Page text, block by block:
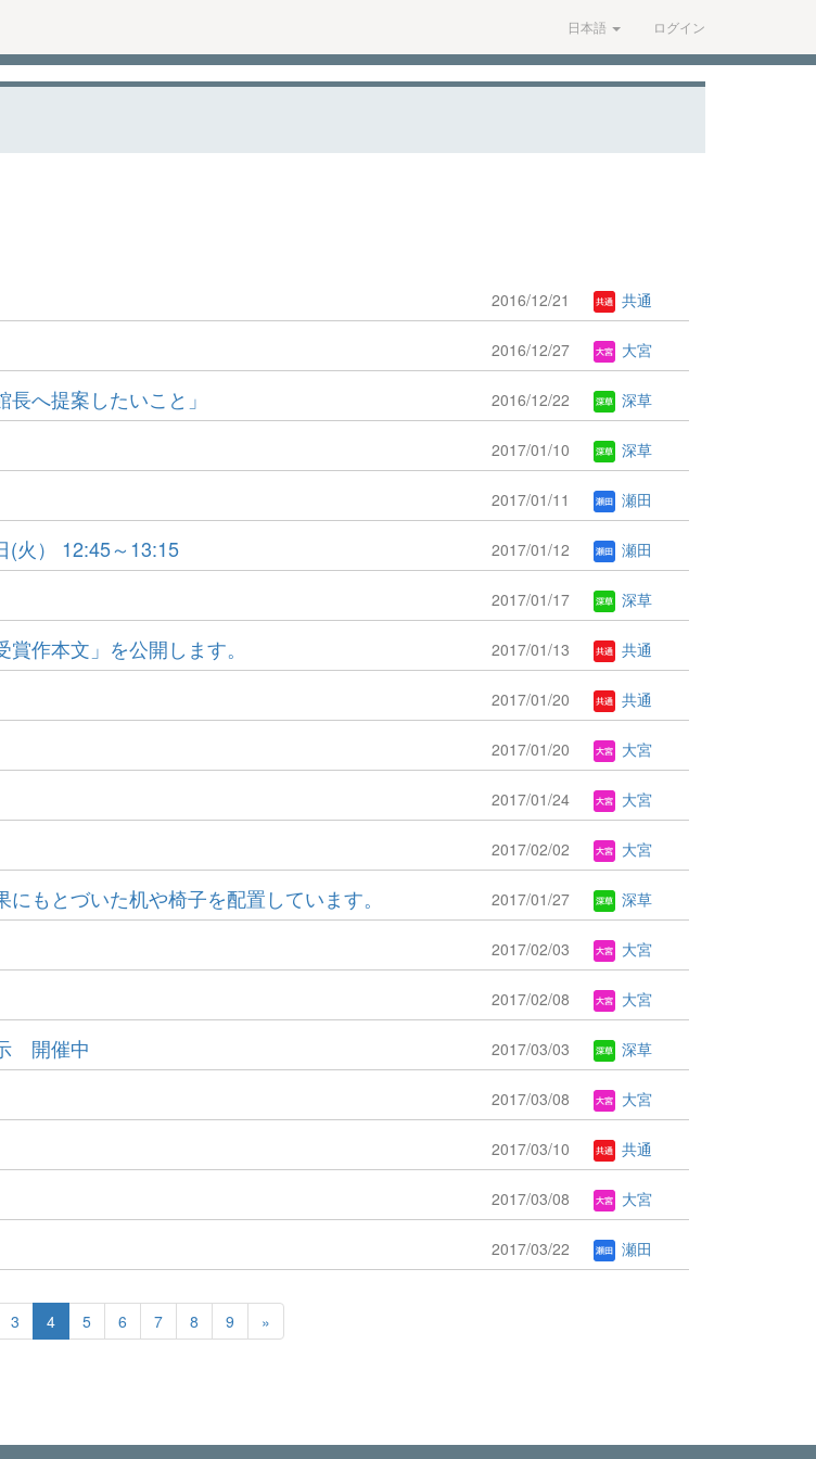
日本語 ログイン
2016/12/21 共通
2016/12/27 大宮
へ提案したいこと」 2016/12/22 深草
2017/01/10 深草
2017/01/11 瀬田
） 12:45～13:15 2017/01/12 瀬田
2017/01/17 深草
作本文」を公開します。 2017/01/13 共通
2017/01/20 共通
2017/01/20 大宮
2017/01/24 大宮
2017/02/02 大宮
もとづいた机や椅子を配置しています。 2017/01/27 深草
2017/02/03 大宮
2017/02/08 大宮
開催中 2017/03/03 深草
2017/03/08 大宮
2017/03/10 共通
2017/03/08 大宮
2017/03/22 瀬田
3 4 5 6 7 8 9 »